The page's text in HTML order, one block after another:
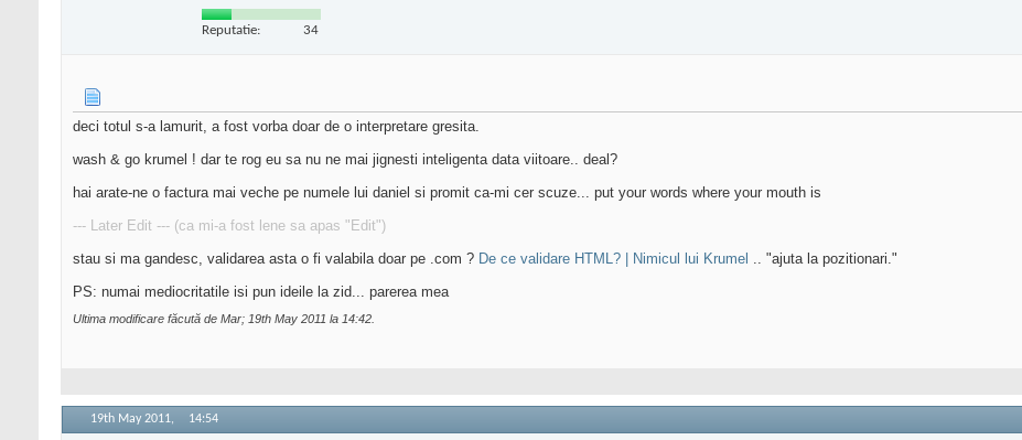
Reputatie: 34
deci totul s-a lamurit, a fost vorba doar de o interpretare gresita.
wash & go krumel ! dar te rog eu sa nu ne mai jignesti inteligenta data viitoare.. deal?
hai arate-ne o factura mai veche pe numele lui daniel si promit ca-mi cer scuze... put your words where your mouth is
--- Later Edit --- (ca mi-a fost lene sa apas "Edit")
stau si ma gandesc, validarea asta o fi valabila doar pe .com ? De ce validare HTML? | Nimicul lui Krumel .. "ajuta la pozitionari."
PS: numai mediocritatile isi pun ideile la zid... parerea mea
Ultima modificare făcută de Mar; 19th May 2011 la 14:42
19th May 2011, 14:54